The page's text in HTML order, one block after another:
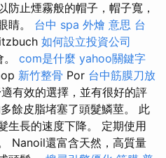
防止煙霧般的帽子，帽子寬，
睛。 台中 spa 外燴 意思 台
如何設立投資公司
com是什麼 yahoo關鍵字
新竹整骨 Por 台中筋膜刀放
有效的選擇，並有很好的評
餘皮脂堵塞了頭髮鱗莖。 此
生長的速度下降。 定期使用
Nanoil還富含天然，高質量